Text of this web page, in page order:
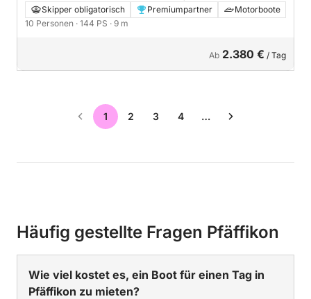
Skipper obligatorisch Premiumpartner
Motorboote
10 Personen · 144 PS · 9 m
Ab 2.380 € / Tag
1 2 3 4 …
Häufig gestellte Fragen Pfäffikon
Wie viel kostet es, ein Boot für einen Tag in
Pfäffikon zu mieten?